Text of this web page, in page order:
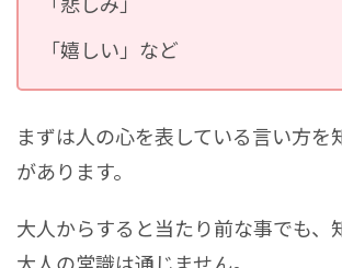
「嬉しい」など
まずは人の心を表している言い方を
があります。
大人からすると当たり前な事でも、